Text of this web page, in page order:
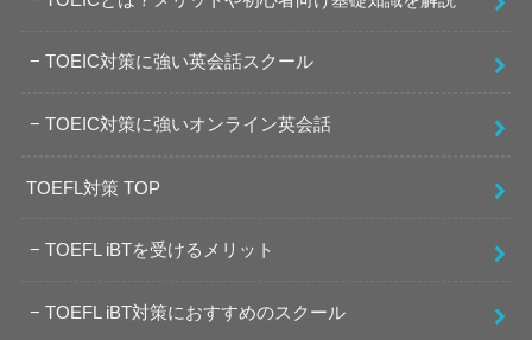
TOEIC対策に強い英会話スクール
TOEIC対策に強いオンライン英会話
TOEFL対策 TOP
TOEFL iBTを受けるメリット
TOEFL iBT対策におすすめのスクール